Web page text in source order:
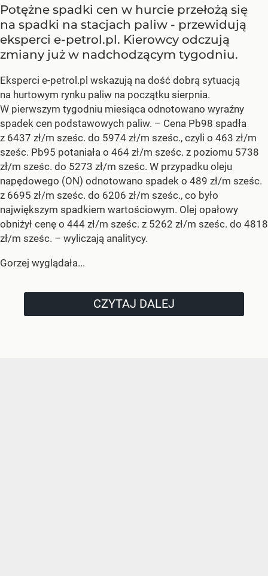
Potężne spadki cen w hurcie przełożą się
na spadki na stacjach paliw - przewidują
eksperci e-petrol.pl. Kierowcy odczują
zmiany już w nadchodzącym tygodniu.
Eksperci e-petrol.pl wskazują na dość dobrą sytuacją
na hurtowym rynku paliw na początku sierpnia.
W pierwszym tygodniu miesiąca odnotowano wyraźny
spadek cen podstawowych paliw. – Cena Pb98 spadła
z 6437 zł/m sześc. do 5974 zł/m sześc., czyli o 463 zł/m
sześc. Pb95 potaniała o 464 zł/m sześc. z poziomu 5738
zł/m sześc. do 5273 zł/m sześc. W przypadku oleju
napędowego (ON) odnotowano spadek o 489 zł/m sześc.
z 6695 zł/m sześc. do 6206 zł/m sześc., co było
największym spadkiem wartościowym. Olej opałowy
obniżył cenę o 444 zł/m sześc. z 5262 zł/m sześc. do 4818
zł/m sześc. – wyliczają analitycy.
Gorzej wyglądała...
CZYTAJ DALEJ